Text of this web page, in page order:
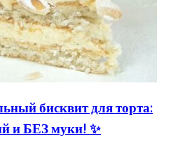
бисквит для торта:
и БЕЗ муки! ✨